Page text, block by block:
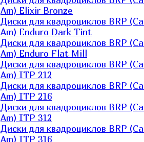
Am) Elixir Bronze
Диски для квадроциклов BRP
Am) Enduro Dark Tint
Диски для квадроциклов BRP
Am) Enduro Flat Mill
Диски для квадроциклов BRP
Am) ITP 212
Диски для квадроциклов BRP
Am) ITP 216
Диски для квадроциклов BRP
Am) ITP 312
Диски для квадроциклов BRP
Am) ITP 316